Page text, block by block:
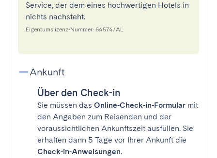
Service, der dem eines hochwertigen Hotels in
nichts nachsteht.
Eigentumslizenz-Nummer: 64574/AL
Ankunft
Über den Check-in
Sie müssen das Online-Check-in-Formular mit
den Angaben zum Reisenden und der
voraussichtlichen Ankunftszeit ausfüllen. Sie
erhalten dann 5 Tage vor Ihrer Ankunft die
Check-in-Anweisungen.